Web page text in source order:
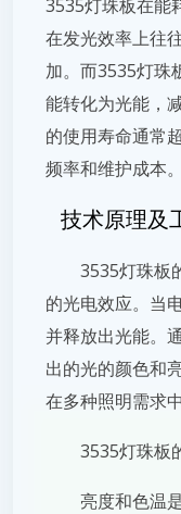
3535灯珠板在能
在发光效率上往
加。而3535灯珠
能转化为光能，
的使用寿命通常
频率和维护成本。
技术原理及
3535灯珠板
的光电效应。当
并释放出光能。
出的光的颜色和
在多种照明需求
3535灯珠板
亮度和色温